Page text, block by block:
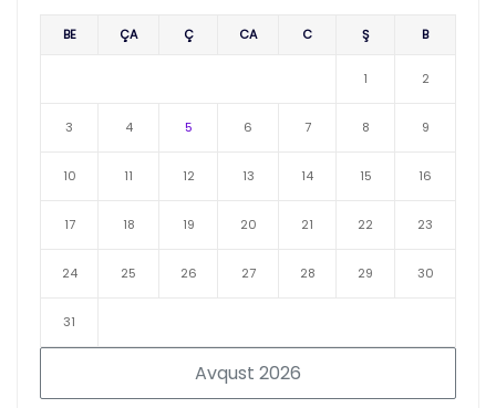
Avqust 2026
BE ÇA Ç CA C Ş B
1 2
3 4 5 6 7 8 9
10 11 12 13 14 15 16
17 18 19 20 21 22 23
24 25 26 27 28 29 30
31